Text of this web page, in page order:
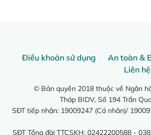
Điều khoản sử dụng An toàn &
Liên
© Bản quyền 2018 thuộc về Ngân
Tháp BIDV, Số 194 Trần
SĐT tiếp nhận: 19009247 (Cá nhân)/
SĐT Tổng đài TTCSKH: 02422200588 -